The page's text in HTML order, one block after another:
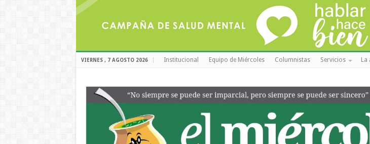
VIERNES , 7 AGOSTO 2026 Institucional Equipo de Miércoles Columnistas Servicios La